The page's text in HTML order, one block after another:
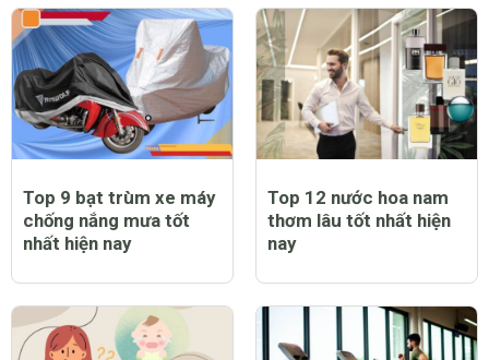
Top 9 bạt trùm xe máy
chống nắng mưa tốt
nhất hiện nay
Top 12 nước hoa nam
thơm lâu tốt nhất hiện
nay